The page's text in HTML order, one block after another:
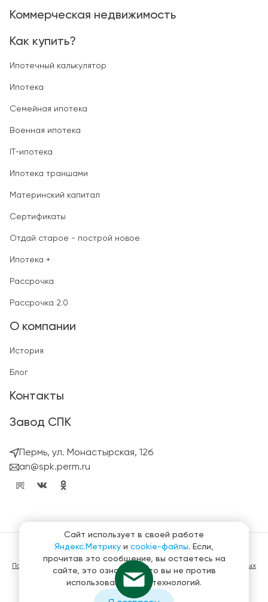
Коммерческая недвижимость
Как купить?
Ипотечный калькулятор
Ипотека
Семейная ипотека
Военная ипотека
IT-ипотека
Ипотека траншами
Материнский капитал
Сертификаты
Отдай старое - построй новое
Ипотека +
Рассрочка
Рассрочка 2.0
О компании
История
Блог
Контакты
Завод СПК
Пермь, ул. Монастырская, 12б
an@spk.perm.ru
© ГК СтройПанельКомплект 2023 – 2026
Политика конфиденциальности в отношении обработки персональных
данных
Материалы, представленные на сайте не являются публичной
офертой
Сайт использует в своей работе
Яндекс.Метрику и cookie-файлы. Если,
прочитав это сообщение, вы остаетесь на
сайте, это означает, что вы не против
использования этих технологий.